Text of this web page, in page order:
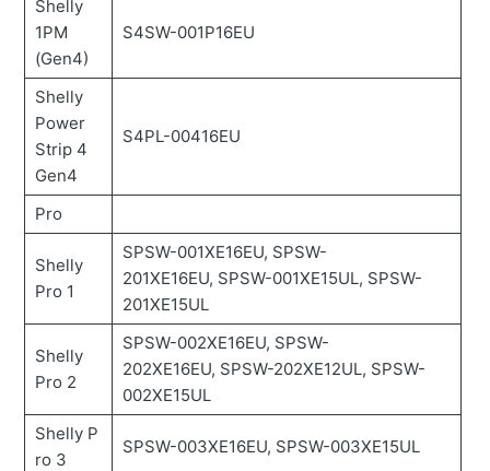
Shelly
1PM
(Gen4)
S4SW-001P16EU
Shelly
Power
Strip 4
Gen4
S4PL-00416EU
Pro
Shelly
Pro 1
SPSW-001XE16EU, SPSW-
201XE16EU, SPSW-001XE15UL, SPSW-
201XE15UL
Shelly
Pro 2
SPSW-002XE16EU, SPSW-
202XE16EU, SPSW-202XE12UL, SPSW-
002XE15UL
Shelly P
ro 3
SPSW-003XE16EU, SPSW-003XE15UL